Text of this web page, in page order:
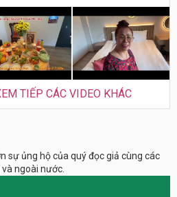
TIẾP CÁC VIDEO KHÁC
sự ủng hộ của quý đọc giả cùng các
ngoài nước.